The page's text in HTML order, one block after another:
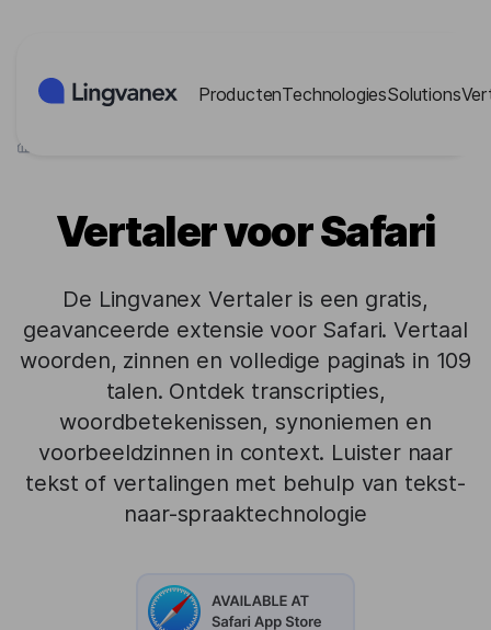
ProductenTechnologiesSolutions
Vertaler voor Safari
De Lingvanex Vertaler is een gratis,
geavanceerde extensie voor Safari. Vertaal
woorden, zinnen en volledige pagina’s in 109
talen. Ontdek transcripties,
woordbetekenissen, synoniemen en
voorbeeldzinnen in context. Luister naar
tekst of vertalingen met behulp van tekst-
naar-spraaktechnologie